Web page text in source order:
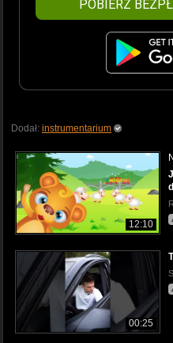
POBIERZ
Dodał: instrumentarium
12:10
00:25